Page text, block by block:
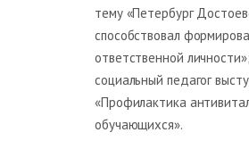
тему «Петербург
способствовал
ответственной
социальный педагог
«Профилактика
обучающихся».